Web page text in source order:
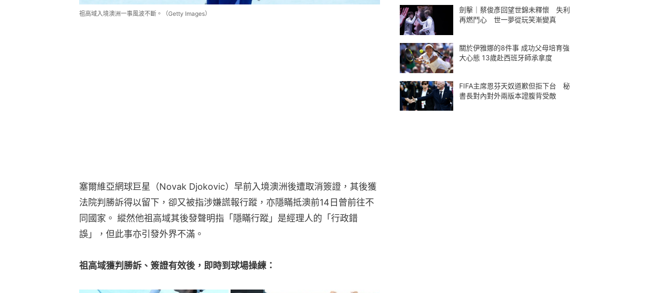
祖高域入境澳洲一事風波不斷。（Getty Images）
塞爾維亞網球巨星（Novak Djokovic）早前入境澳洲後遭取消簽證，其後獲
法院判勝訴得以留下，卻又被指涉嫌謊報行蹤，亦隱瞞抵澳前14日曾前往不
同國家。 縱然他祖高域其後發聲明指「隱瞞行蹤」是經理人的「行政錯
誤」，但此事亦引發外界不滿。
祖高域獲判勝訴、簽證有效後，即時到球場操練：
劍擊｜蔡俊彥回望世錦未釋懷 失利
再燃鬥心 世一夢從玩笑漸變真
關於伊雅娜的8件事 成功父母培育強
大心態 13歲赴西班牙師承拿度
FIFA主席恩芬天奴道歉但拒下台 秘
書長對內對外兩版本證腹背受敵